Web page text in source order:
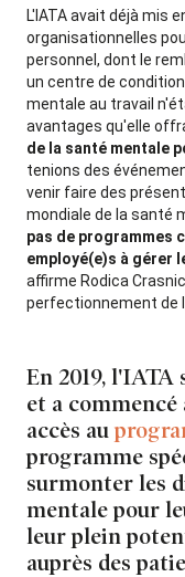
L'IATA avait déjà mis
organisationnelles
personnel, dont le
un centre de
mentale au travail
avantages qu'elle
de la santé mentale
tenions des
venir faire des
mondiale de la santé
pas de programmes
employé(e)s à gérer
affirme Rodica
perfectionnement de
En 2019,
et a commencé
accès au
programme
surmonter les
mentale pour
leur plein
auprès des